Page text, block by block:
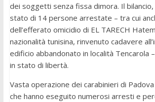
dei soggetti senza fissa dimora. Il
stato di 14 persone arrestate – tra cui
dell’efferato omicidio di EL TARECH
nazionalità tunisina, rinvenuto cadavere
edificio abbandonato in località Tencarola
in stato di libertà.
Vasta operazione dei carabinieri di
che hanno eseguito numerosi arresti e